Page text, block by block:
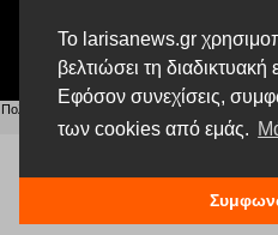
Το larisanews.gr
βελτιώσει τη διαδικτυακή
Εφόσον συνεχίσεις,
των cookies από εμάς.
Παναγιώτης Φιλίππου,
Σύνταξης:
Δικαιούχος domain
Πολιτική Απορρήτου Αίτηση Διαχείρισης